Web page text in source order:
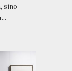
sino